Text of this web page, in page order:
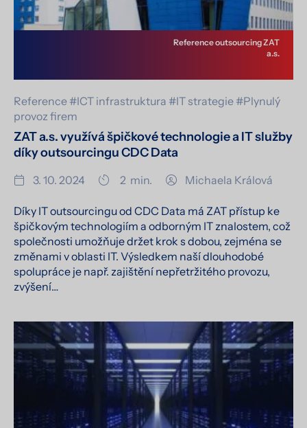
Reference #ICT infrastruktura #IT strategie #Plynulý
provoz firem
ZAT a.s. využívá špičkové technologie a IT služby
díky outsourcingu CDC Data
3. 10. 2024 2 min. Michaela Králová
Díky IT outsourcingu od CDC Data má ZAT přístup ke
špičkovým technologiím a odborným IT znalostem, což
společnosti umožňuje držet krok s dobou, zejména se
změnami v oblasti IT. Výsledkem naší dlouhodobé
spolupráce je např. zajištění nepřetržitého provozu,
zvýšení…
Reference outsourcing ZAT
a.s.